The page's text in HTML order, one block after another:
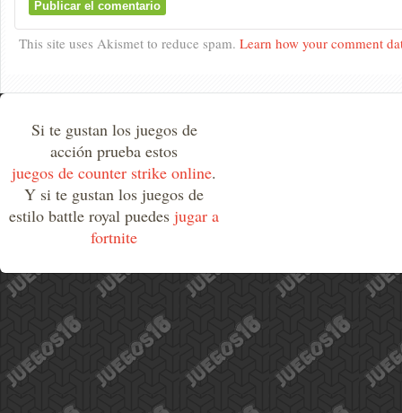
This site uses Akismet to reduce spam. Learn how your comment
Si te gustan los juegos de
acción prueba estos
juegos de counter strike online.
Y si te gustan los juegos de
estilo battle royal puedes jugar a
fortnite